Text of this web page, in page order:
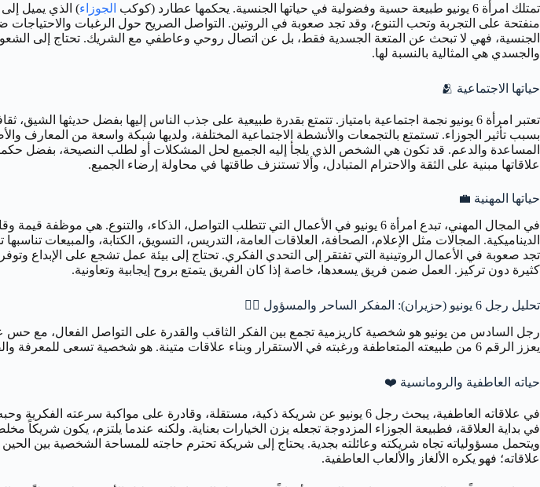
تمتلك امرأة 6 يونيو طبيعة حسية وفضولية في حياتها الجنسية. يحكمها عطارد (كوكب
الجوزاء) الذي يميل إلى
الجنسية، فهي لا تبحث عن المتعة الجسدية فقط، بل عن اتصال روحي وعاطفي مع الشريك. تحتاج إلى
والجسدي هي المثالية بالنسبة لها.
حياتها الاجتماعية 🫂
تعتبر امرأة 6 يونيو نجمة اجتماعية بامتياز. تتمتع بقدرة طبيعية على جذب الناس إليها بفضل حديثها
المساعدة والدعم. قد تكون هي الشخص الذي يلجأ إليه الجميع لحل المشكلات أو لطلب النصيحة، بفضل
علاقاتها مبنية على الثقة والاحترام المتبادل، وألا تستنزف طاقتها في محاولة إرضاء الجميع.
حياتها المهنية 💼
في المجال المهني، تبدع امرأة 6 يونيو في الأعمال التي تتطلب التواصل، الذكاء،
تجد صعوبة في الأعمال الروتينية التي تفتقر إلى التحدي الفكري. تحتاج إلى بيئة عمل تشجع على الإبداع
كثيرة دون تركيز. العمل ضمن فريق يسعدها، خاصة إذا كان الفريق يتمتع بروح إيجابية وتعاونية.
تحليل رجل 6 يونيو (حزيران): المفكر الساحر والمسؤول 🧍‍♂️
رجل السادس من يونيو هو شخصية كاريزمية تجمع بين الفكر الثاقب والقدرة على التواصل الفعال، مع حس
يعزز الرقم 6 من طبيعته المتعاطفة ورغبته في الاستقرار وبناء علاقات متينة. هو شخصية تسعى للمعرفة والفهم، وفي نفس الوقت يقدر الروابط الإنسانية العميقة.
حياته العاطفية والرومانسية ❤️
في علاقاته العاطفية، يبحث رجل 6 يونيو عن شريكة ذكية، مستقلة، وقادرة على
ويتحمل مسؤولياته تجاه شريكته وعائلته بجدية. يحتاج إلى شريكة تحترم حاجته للمساحة الشخصية بين
علاقاته؛ فهو يكره الألغاز والألعاب العاطفية.